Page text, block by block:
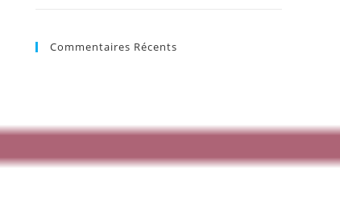
Commentaires Récents